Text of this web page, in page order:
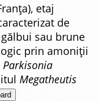
etaj
de
sau brune
prin amoniții
Parkisonia
Megatheutis